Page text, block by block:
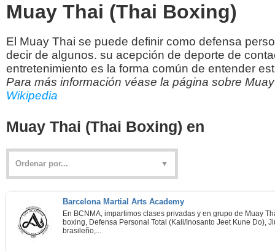
Muay Thai (Thai Boxing)
El Muay Thai se puede definir como defensa
decir de algunos. su acepción de deporte de
entretenimiento es la forma común de entender
Para más información véase la página sobre
Wikipedia
Muay Thai (Thai Boxing) en
Barcelona Martial Arts Academy
En BCNMA, impartimos clases privadas y en grupo de Muay
boxing, Defensa Personal Total (Kali/Inosanto Jeet Kune Do),
brasileño,...